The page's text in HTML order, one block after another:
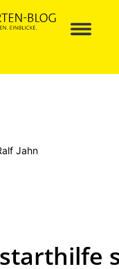
Jahn